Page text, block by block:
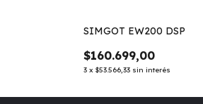
SIMGOT EW200 DSP
$160.699,00
3 x $53.566,33 sin interés